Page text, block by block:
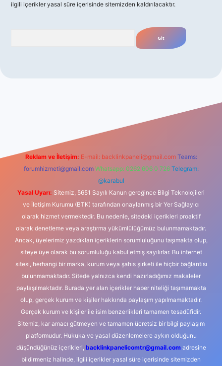
ilgili içerikler yasal süre içerisinde sitemizden kaldırılacaktır.
Reklam ve İletişim: E-mail: backlinkpaneli@gmail.com Teams:
forumhizmeti@gmail.com Whatsapp: 0262 606 0 726 Telegram:
@karabul
Yasal Uyarı: Sitemiz, 5651 Sayılı Kanun gereğince Bilgi Teknolojileri
ve İletişim Kurumu (BTK) tarafından onaylanmış bir Yer Sağlayıcı
olarak hizmet vermektedir. Bu nedenle, sitedeki içerikleri proaktif
olarak denetleme veya araştırma yükümlülüğümüz bulunmamaktadır.
Ancak, üyelerimiz yazdıkları içeriklerin sorumluluğunu taşımakta olup,
siteye üye olarak bu sorumluluğu kabul etmiş sayılırlar. Bu internet
sitesi, herhangi bir marka, kurum veya şahıs şirketi ile hiçbir bağlantısı
bulunmamaktadır. Sitede yalnızca kendi hazırladığımız makaleler
paylaşılmaktadır. Burada yer alan içerikler haber niteliği taşımamakta
olup, gerçek kurum ve kişiler hakkında paylaşım yapılmamaktadır.
Gerçek kurum ve kişiler ile isim benzerlikleri tamamen tesadüfidir.
Sitemiz, kar amacı gütmeyen ve tamamen ücretsiz bir bilgi paylaşım
platformudur. Hukuka ve yasal düzenlemelere aykırı olduğunu
düşündüğünüz içerikleri, backlinkpanelicomtr@gmail.comadresine
bildirmeniz halinde, ilgili içerikler yasal süre içerisinde sitemizden